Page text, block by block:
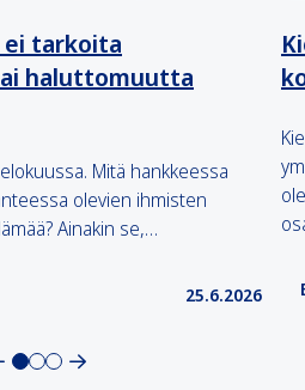
ei tarkoita
haluttomuutta
Mitä hankkeessa
olevien ihmisten
Ainakin se,…
25.6.2026